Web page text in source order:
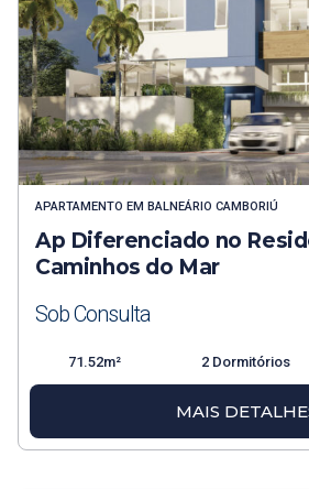
APARTAMENTO EM BALNEÁRIO CAMBORIÚ
Ap Diferenciado no
Caminhos do Mar
Sob Consulta
71.52m² 2 Dormitórios
MAIS